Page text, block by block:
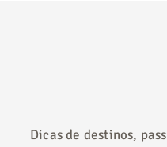
Dicas de destinos,